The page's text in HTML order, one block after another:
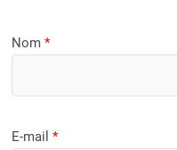
Nom*
E-mail*